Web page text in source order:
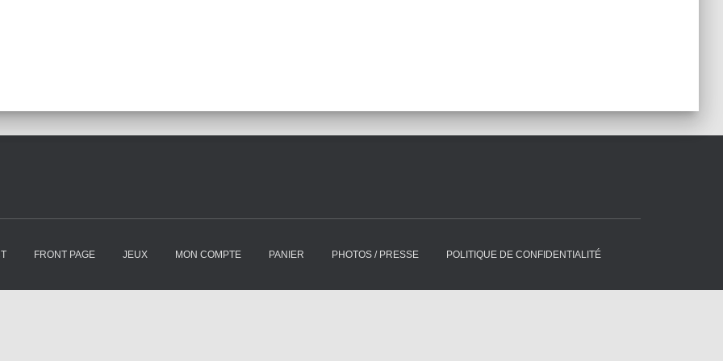
FRONT PAGE JEUX MON COMPTE PANIER PHOTOS / PRESSE POLITIQUE DE CONFIDENTIALITÉ